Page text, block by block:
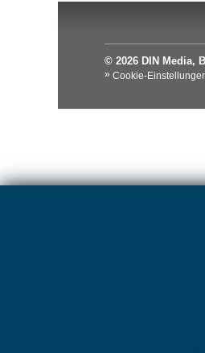
© 2026 DIN Media,
Cookie-